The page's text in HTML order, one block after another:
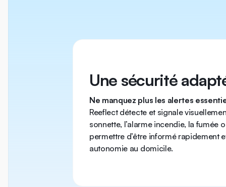
Une sécurité
Ne manquez plus les alertes
Reeflect détecte et signale
sonnette, l’alarme incendie, la fumée
permettre d’être informé rapidement
autonomie au domicile.